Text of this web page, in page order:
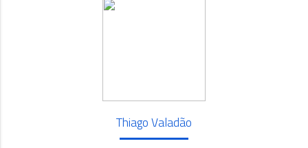
Thiago Valadão